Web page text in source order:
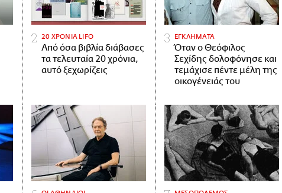
20 ΧΡΟΝΙΑ LIFO
Από όσα βιβλία διάβασες
τα τελευταία 20 χρόνια,
αυτό ξεχωρίζεις
ΕΓΚΛΗΜΑΤΑ
Όταν ο Θεόφιλος
Σεχίδης δολοφόνησε και
τεμάχισε πέντε μέλη της
οικογένειάς του